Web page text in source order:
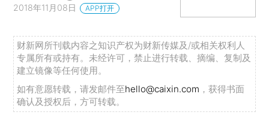
2018年11月08日 APP打开
财新网所刊载内容之知识产权为财新传媒及/或相关权利人
专属所有或持有。未经许可，禁止进行转载、摘编、复制及
建立镜像等任何使用。
如有意愿转载，请发邮件至hello@caixin.com ，获得书面
确认及授权后，方可转载。